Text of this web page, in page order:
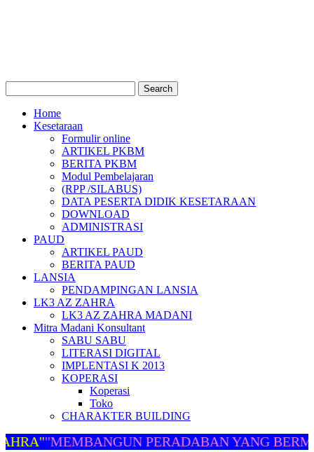
Home
Kesetaraan
Formulir online
ARTIKEL PKBM
BERITA PKBM
Modul Pembelajaran
(RPP /SILABUS)
DATA PESERTA DIDIK KESETARAAN
DOWNLOAD
ADMINISTRASI
PAUD
ARTIKEL PAUD
BERITA PAUD
LANSIA
PENDAMPINGAN LANSIA
LK3 AZ ZAHRA
LK3 AZ ZAHRA MADANI
Mitra Madani Konsultant
SABU SABU
LITERASI DIGITAL
IMPLENTASI K 2013
KOPERASI
Koperasi
Toko
CHARAKTER BUILDING
"MEMBANGUN PERADABAN YANG